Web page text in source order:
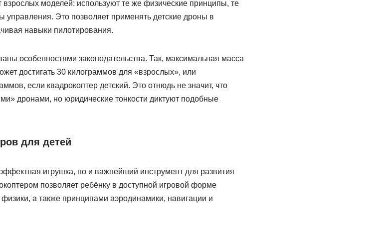
моделей: используют те же физические принципы, те
Это позволяет применять детские дроны в
навыки пилотирования.
особенностями законодательства. Так, максимальная масса
достигать 30 килограммов для «взрослых», или
если квадрокоптер детский. Это отнюдь не значит, что
дронами, но юридические тонкости диктуют подобные
для детей
игрушка, но и важнейший инструмент для развития
позволяет ребёнку в доступной игровой форме
а также принципами аэродинамики, навигации и